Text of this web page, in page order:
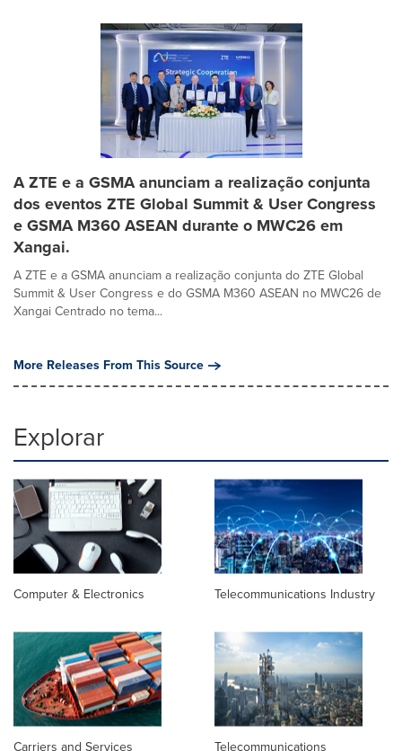
A ZTE e a GSMA anunciam a realização conjunta
dos eventos ZTE Global Summit & User Congress
e GSMA M360 ASEAN durante o MWC26 em
Xangai.
A ZTE e a GSMA anunciam a realização conjunta do ZTE Global
Summit & User Congress e do GSMA M360 ASEAN no MWC26 de
Xangai Centrado no tema...
More Releases From This Source
Explorar
Computer & Electronics Telecommunications Industry
Carriers and Services Telecommunications